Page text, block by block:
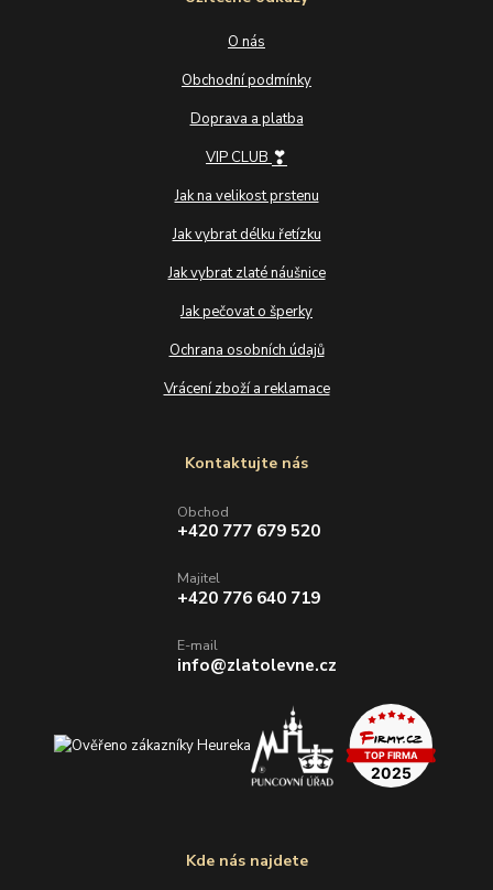
O nás
Obchodní podmínky
Doprava a platba
VIP CLUB ❣
Jak na velikost prstenu
Jak vybrat délku řetízku
Jak vybrat zlaté náušnice
Jak pečovat o šperky
Ochrana osobních údajů
Vrácení zboží a reklamace
Kde nás najdete
Kontaktujte nás
Obchod
+420 777 679 520
Majitel
+420 776 640 719
E-mail
info@zlatolevne.cz